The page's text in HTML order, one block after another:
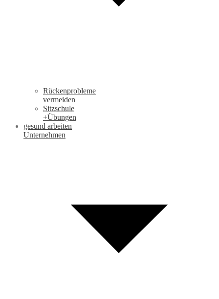
Rückenprobleme
vermeiden
Sitzschule
+Übungen
gesund arbeiten
Unternehmen